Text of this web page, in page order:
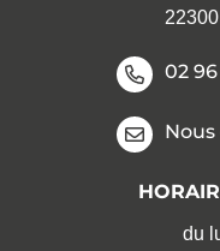
02
du